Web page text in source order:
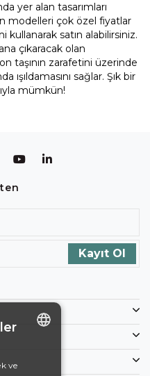
yer alan tasarımları
modelleri çok özel fiyatlar
satın alabilirsiniz.
çıkaracak olan
taşının zarafetini üzerinde
sağlar. Şık bir
mümkün!
ve